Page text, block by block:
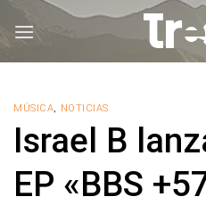
MÚSICA, NOTICIAS
Israel B
EP «BBS